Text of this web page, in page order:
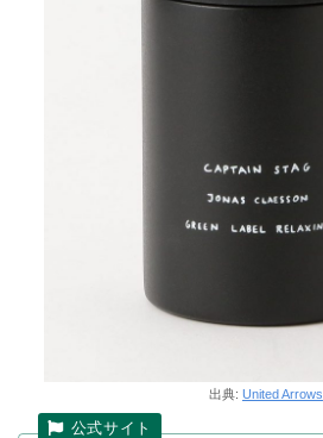
出典: United Arrows